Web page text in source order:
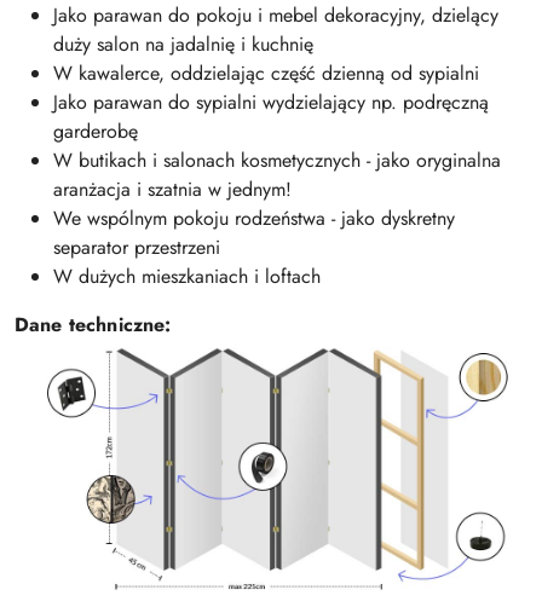
Jako parawan do pokoju i mebel dekoracyjny, dzielący
duży salon na jadalnię i kuchnię
W kawalerce, oddzielając część dzienną od sypialni
Jako parawan do sypialni wydzielający np. podręczną
garderobę
W butikach i salonach kosmetycznych - jako oryginalna
aranżacja i szatnia w jednym!
We wspólnym pokoju rodzeństwa - jako dyskretny
separator przestrzeni
W dużych mieszkaniach i loftach
Dane techniczne: